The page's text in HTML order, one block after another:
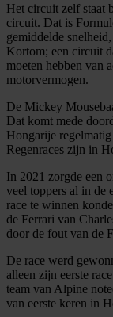
Het circuit zelf staat
circuit. Dat is
gemiddelde
Kortom; een circuit
moeten hebben van
motorvermogen.
De Mickey
Dat komt mede
Hongarije
Regenraces zijn in
In 2021 zorgde een
veel toppers al in de
race te winnen
de Ferrari van
door de fout van de
De race werd
alleen zijn eerste
team van Alpine
van eerste keren in